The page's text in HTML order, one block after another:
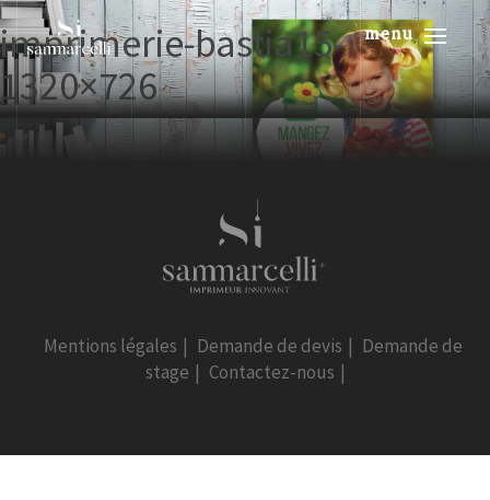
menu
imprimerie-bastia15-
1320×726
Mentions légales | Demande de devis | Demande de
stage | Contactez-nous |